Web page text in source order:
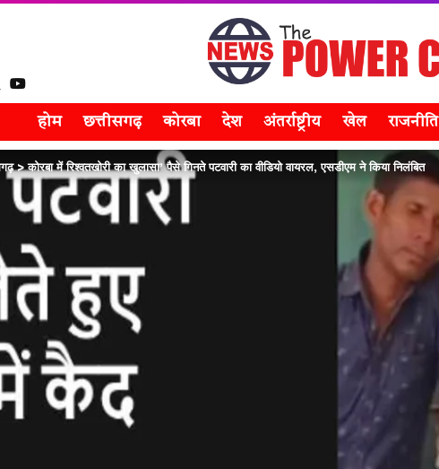
होम छत्तीसगढ़ कोरबा देश अंतर्राष्ट्रीय खेल राजनीति
>कोरबा में रिश्वतखोरी का खुलासा’ पैसे गिनते पटवारी का वीडियो वायरल, एसडीएम ने किया निलंबित